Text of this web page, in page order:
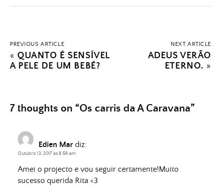
PREVIOUS ARTICLE
« QUANTO É SENSÍVEL
A PELE DE UM BEBÉ?
NEXT ARTICLE
ADEUS VERÃO
ETERNO. »
7 thoughts on “Os carris da A Caravana”
Edien Mar diz:
Outubro 13, 2017 às 8:56 am
Amei o projecto e vou seguir certamente!Muito
sucesso querida Rita <3